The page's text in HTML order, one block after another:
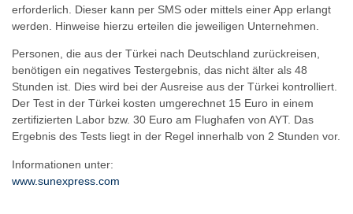
erforderlich. Dieser kann per SMS oder mittels einer App erlangt
werden. Hinweise hierzu erteilen die jeweiligen Unternehmen.
Personen, die aus der Türkei nach Deutschland zurückreisen,
benötigen ein negatives Testergebnis, das nicht älter als 48
Stunden ist. Dies wird bei der Ausreise aus der Türkei kontrolliert.
Der Test in der Türkei kosten umgerechnet 15 Euro in einem
zertifizierten Labor bzw. 30 Euro am Flughafen von AYT. Das
Ergebnis des Tests liegt in der Regel innerhalb von 2 Stunden vor.
Informationen unter:
www.sunexpress.com